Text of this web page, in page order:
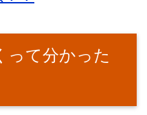
って分かった